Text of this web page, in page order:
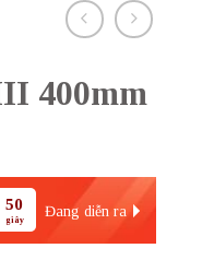
400mm
48
giây
Đang diễn ra